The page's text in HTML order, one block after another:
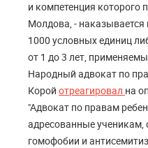
и компетенция которого
Молдова, -
1000 условных единиц
от 1 до 3 лет,
Народный адвокат по
Корой отреагировал на
"Адвокат по правам
адресованные ученикам,
гомофобии и